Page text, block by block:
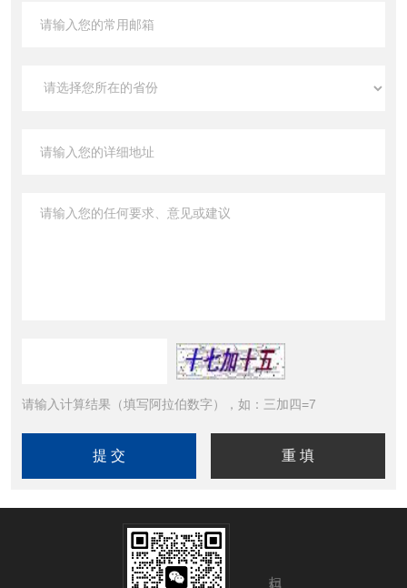
请输入计算结果（填写阿拉伯数字），如：三加四=7
扫码加微信